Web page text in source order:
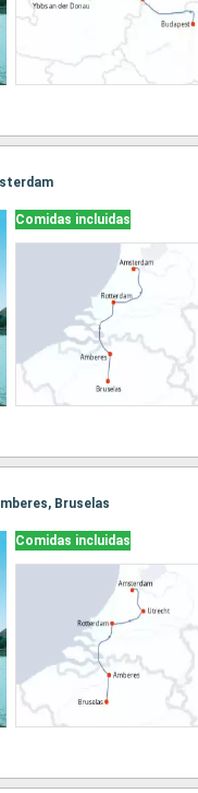
Comidas incluidas
Bruselas
Comidas incluidas